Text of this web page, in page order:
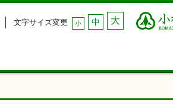
文字サイズ変更 小 中 大